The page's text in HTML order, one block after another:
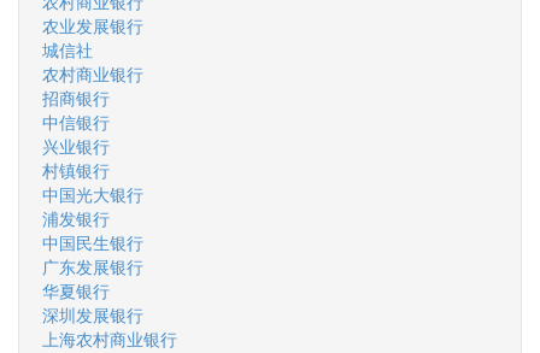
农业发展银行
城信社
农村商业银行
招商银行
中信银行
兴业银行
村镇银行
中国光大银行
浦发银行
中国民生银行
广东发展银行
华夏银行
深圳发展银行
上海农村商业银行